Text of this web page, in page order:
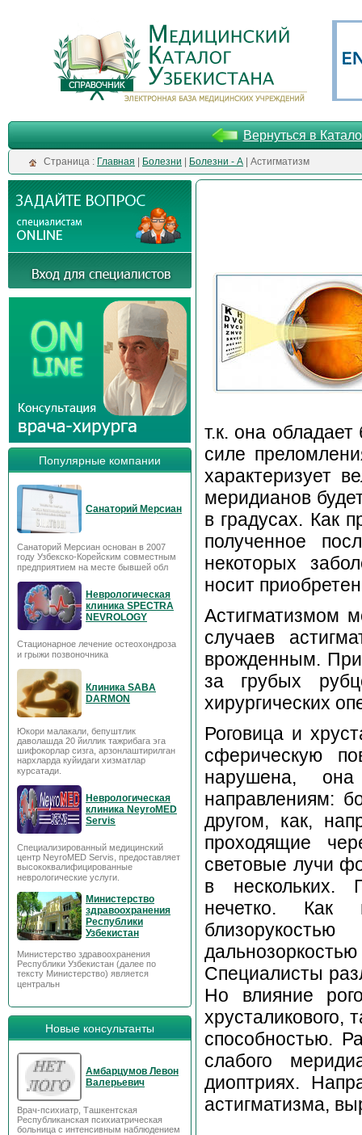
Вернуться в
Cтраница : Главная Болезни Болезни - А | Астигматизм
Популярные компании
Санаторий Мерсиан
Санаторий Мерсиан основан в 2007
году Узбекско-Корейским совместным
предприятием на месте бывшей обл
Неврологическая
клиника SPECTRA
NEVROLOGY
Стационарное лечение остеохондроза
и грыжи позвоночника
Клиника SABA
DARMON
Юкори малакали, бепуштлик
даволашда 20 йиллик тажрибага эга
шифокорлар сизга, арзонлаштирилган
нархларда куйидаги хизматлар
курсатади.
Неврологическая
клиника NeyroMED
Servis
Специализированный медицинский
центр NeyroMED Servis, предоставляет
высококвалифицированные
неврологические услуги.
Министерство
здравоохранения
Республики
Узбекистан
Министерство здравоохранения
Республики Узбекистан (далее по
тексту Министерство) является
центральн
Новые консультанты
Амбарцумов Левон
Валерьевич
Врач-психиатр, Ташкентская
Республиканская психиатрическая
больница с интенсивным наблюдением
т.к. она
силе
характеризует
меридианов
в градусах. Как
полученное
некоторых
носит
Астигматизмом
случаев
врожденным.
за грубых
хирургических
Роговица и
сферическую
нарушена,
направлениям:
другом, как,
проходящие
световые лучи
в нескольких.
нечетко. Как
Специалисты
Но влияние
хрусталикового,
способностью.
слабого
диоптриях.